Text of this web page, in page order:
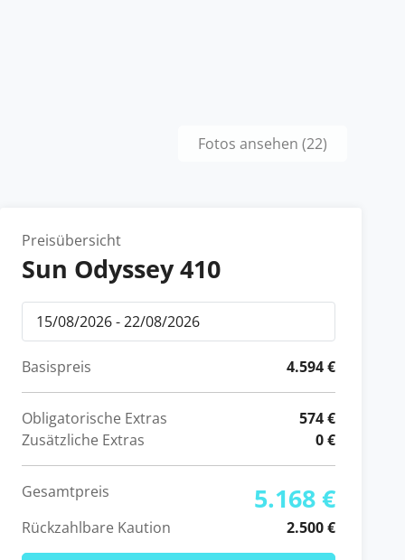
Fotos ansehen (22)
Preisübersicht
Sun Odyssey 410
Basispreis 4.594 €
Obligatorische Extras
574 €
Zusätzliche Extras
0 €
Gesamtpreis 5.168 €
Rückzahlbare Kaution 2.500 €